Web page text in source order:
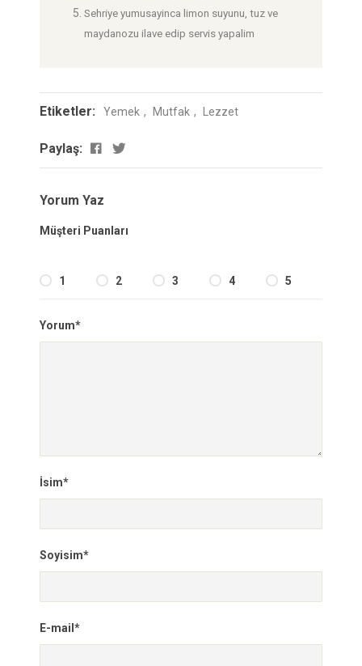
Sehriye yumusayinca limon suyunu, tuz ve
maydanozu ilave edip servis yapalim
Etiketler: Yemek Mutfak Lezzet
Paylaş:
Yorum Yaz
Müşteri Puanları
1 2 3 4 5
Yorum*
İsim*
Soyisim*
E-mail*